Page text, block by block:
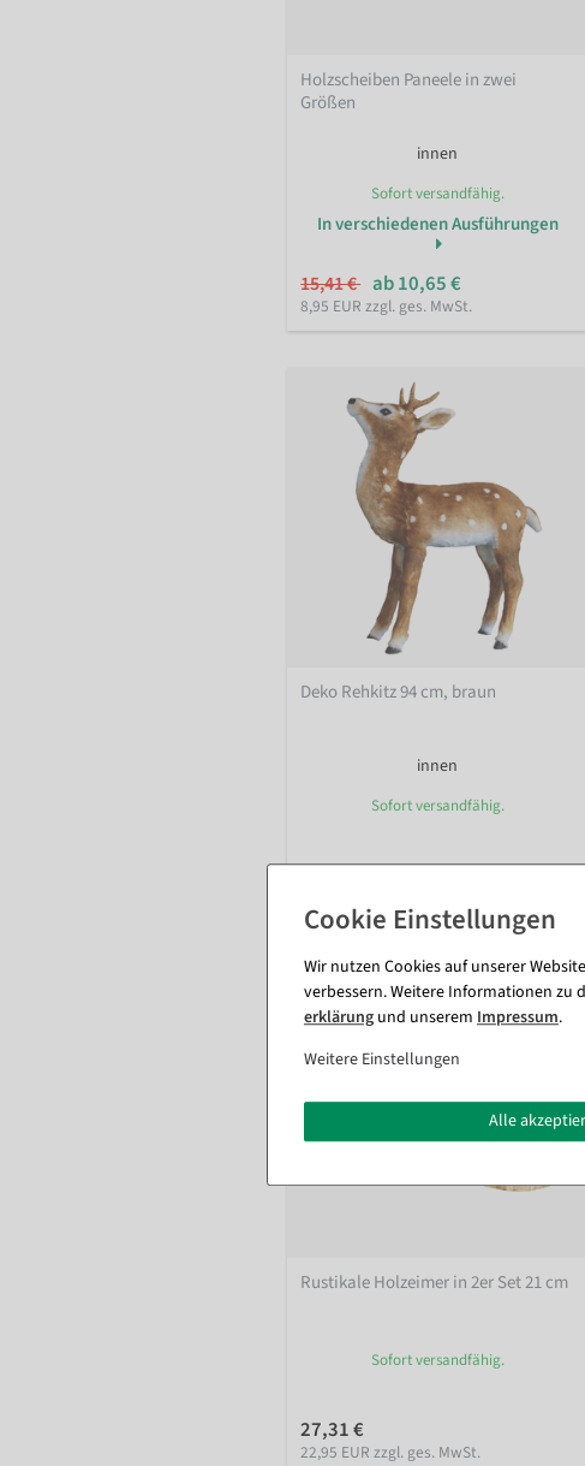
Holzscheiben Paneele in zwei
Größen
innen
Sofort versandfähig.
In verschiedenen Ausführungen
15,41 € ab 10,65 €
8,95 EUR zzgl. ges. MwSt.
Deko Rehkitz 94 cm, braun
innen
Sofort versandfähig.
236,81 €
Rustikale Holzeimer in 2er Set 21 cm
Sofort versandfähig.
27,31 €
22,95 EUR zzgl. ges. MwSt.
Wir nutzen Cookies auf unserer
verbessern. Weitere Informationen zu
erklärung und unserem Impressum.
Weitere Einstellungen
Alle